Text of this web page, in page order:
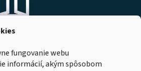
fungovanie webu
informácií, akým spôsobom
s.r.o.